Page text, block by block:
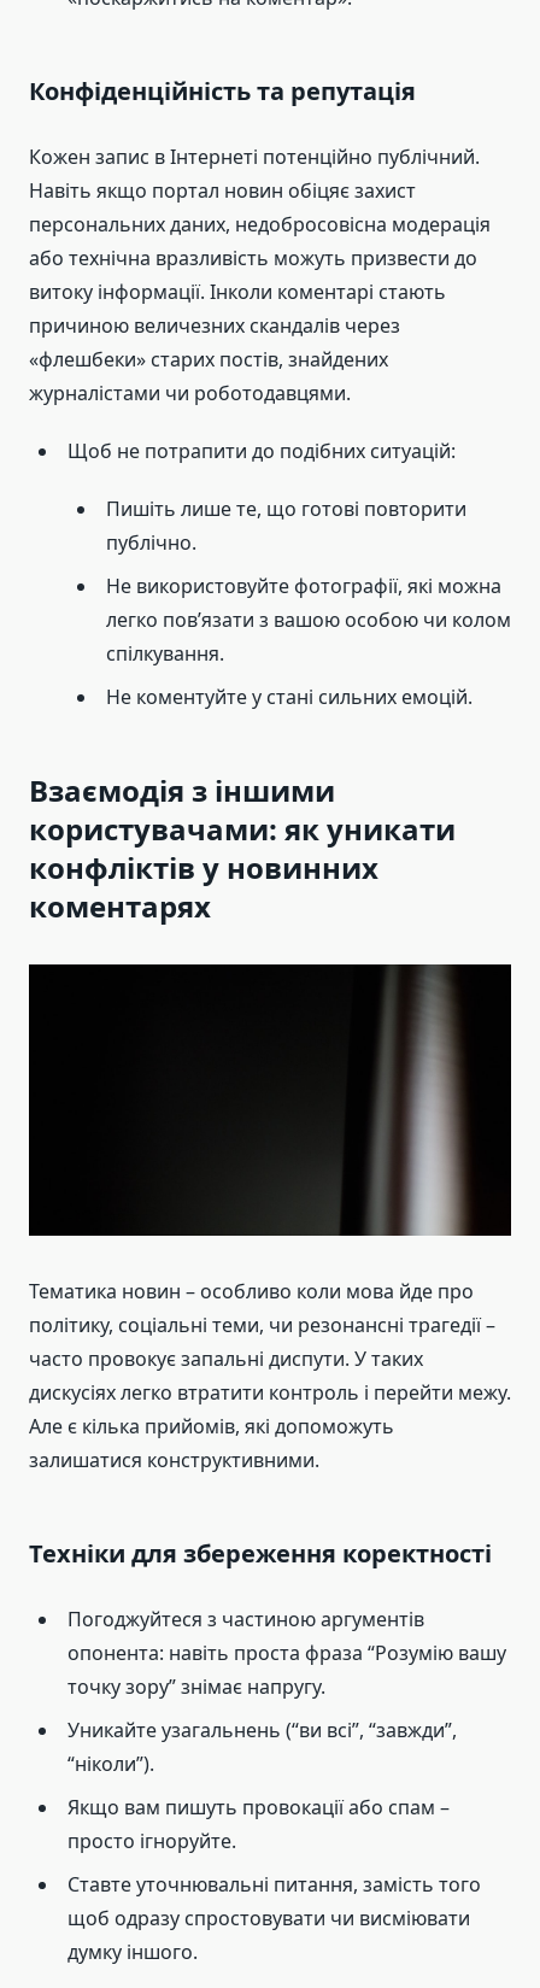
Конфіденційність та репутація
Кожен запис в Інтернеті потенційно публічний.
Навіть якщо портал новин обіцяє захист
персональних даних, недобросовісна модерація
або технічна вразливість можуть призвести до
витоку інформації. Інколи коментарі стають
причиною величезних скандалів через
«флешбеки» старих постів, знайдених
журналістами чи роботодавцями.
Щоб не потрапити до подібних ситуацій:
Пишіть лише те, що готові повторити
публічно.
Не використовуйте фотографії, які можна
легко пов’язати з вашою особою чи колом
спілкування.
Не коментуйте у стані сильних емоцій.
Взаємодія з іншими
користувачами: як уникати
конфліктів у новинних
коментарях
Тематика новин – особливо коли мова йде про
політику, соціальні теми, чи резонансні трагедії –
часто провокує запальні диспути. У таких
дискусіях легко втратити контроль і перейти межу.
Але є кілька прийомів, які допоможуть
залишатися конструктивними.
Техніки для збереження коректності
Погоджуйтеся з частиною аргументів
опонента: навіть проста фраза “Розумію вашу
точку зору” знімає напругу.
Уникайте узагальнень (“ви всі”, “завжди”,
“ніколи”).
Якщо вам пишуть провокації або спам –
просто ігноруйте.
Ставте уточнювальні питання, замість того
щоб одразу спростовувати чи висміювати
думку іншого.